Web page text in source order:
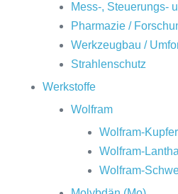
Mess-, Steuerungs-
Pharmazie /
Werkzeugbau /
Strahlenschutz
Werkstoffe
Wolfram
Wolfram-
Wolfram-
Wolfram-